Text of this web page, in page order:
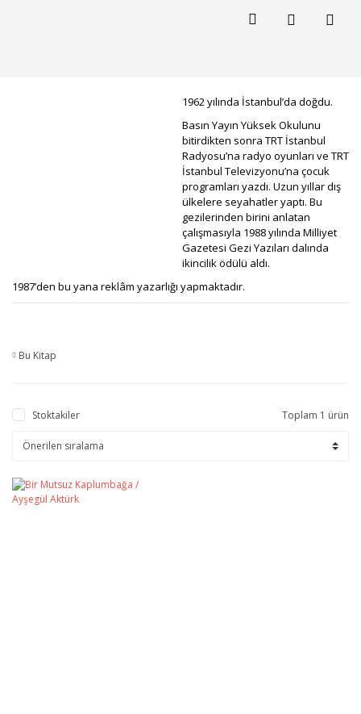
1962 yılında İstanbul’da doğdu.
Basın Yayın Yüksek Okulunu
bitirdikten sonra TRT İstanbul
Radyosu’na radyo oyunları ve TRT
İstanbul Televizyonu’na çocuk
programları yazdı. Uzun yıllar dış
ülkelere seyahatler yaptı. Bu
gezilerinden birini anlatan
çalışmasıyla 1988 yılında Milliyet
Gazetesi Gezi Yazıları dalında
ikincilik ödülü aldı.
1987’den bu yana reklâm yazarlığı yapmaktadır.
Bu Kitap
Stoktakiler Toplam 1 ürün